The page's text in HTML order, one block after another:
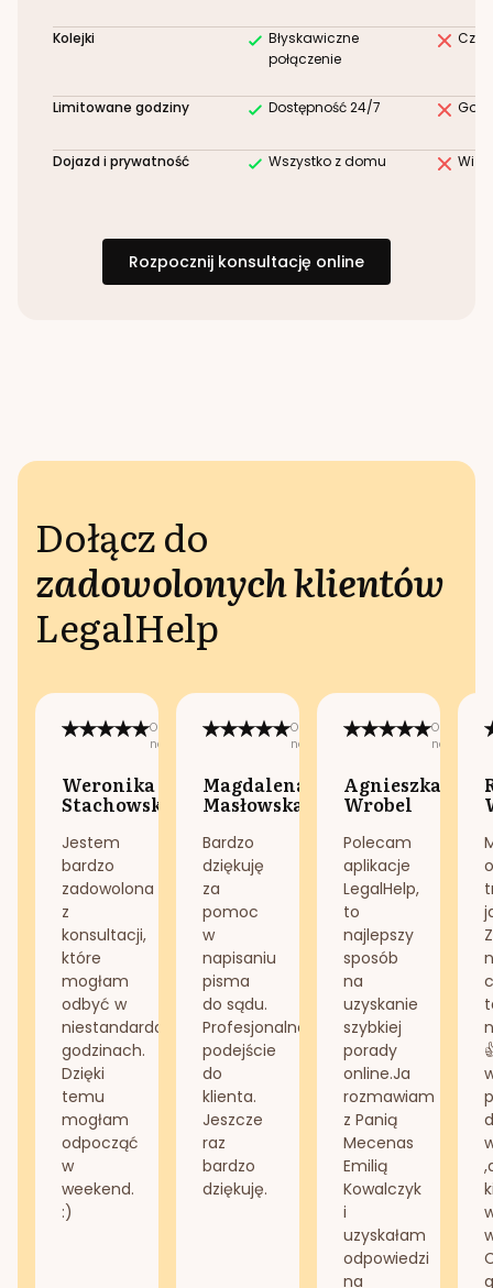
Kolejki
Błyskawiczne
połączenie
Limitowane godziny Dostępność 24/7
Dojazd i prywatność Wszystko z domu
Rozpocznij konsultację online
Dołącz do
zadowolonych klientów
LegalHelp
Opublikowano
na:
Weronika
Stachowska
Jestem
bardzo
zadowolona
z
konsultacji,
które
mogłam
odbyć w
niestandardowych
godzinach.
Dzięki
temu
mogłam
odpocząć
w
weekend.
:)
Opublikowano
na:
Magdalena
Masłowska
Bardzo
dziękuję
za
pomoc
w
napisaniu
pisma
do sądu.
Profesjonalne
podejście
do
klienta.
Jeszcze
raz
bardzo
dziękuję.
na:
Agnieszka
Wrobel
Polecam
aplikacje
LegalHelp,
to
najlepszy
sposób
na
uzyskanie
szybkiej
porady
online.Ja
rozmawiam
z Panią
Mecenas
Emilią
Kowalczyk
i
uzyskałam
odpowiedzi
na